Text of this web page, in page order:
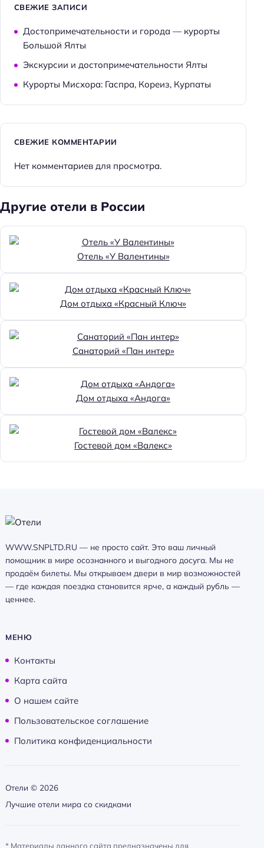
Кондиционер в номере
Пляжная линия: 1-я линия
СВЕЖИЕ ЗАПИСИ
Достопримечательности и города — курорты
Большой Ялты
Экскурсии и достопримечательности Ялты
Курорты Мисхора: Гаспра, Кореиз, Курпаты
СВЕЖИЕ КОММЕНТАРИИ
Нет комментариев для просмотра.
Другие отели в России
Отель «У Валентины»
Дом отдыха «Красный Ключ»
Санаторий «Пан интер»
Дом отдыха «Андога»
Гостевой дом «Валекс»
WWW.SNPLTD.RU — не просто сайт. Это ваш личный
помощник в мире осознанного и выгодного досуга. Мы не
продаём билеты. Мы открываем двери в мир возможностей
— где каждая поездка становится ярче, а каждый рубль —
ценнее.
МЕНЮ
Контакты
Карта сайта
О нашем сайте
Пользовательское соглашение
Политика конфиденциальности
Отели © 2026
Лучшие отели мира со скидками
* Материалы данного сайта предназначены для